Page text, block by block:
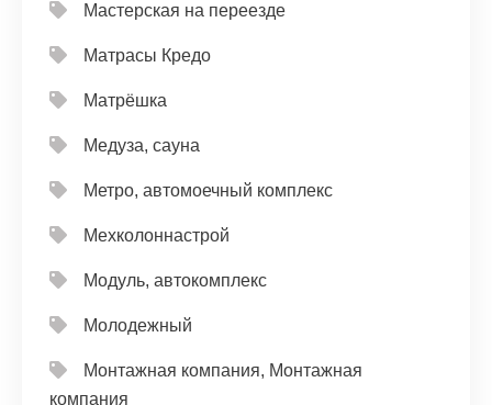
Мастерская на переезде
Матрасы Кредо
Матрёшка
Медуза, сауна
Метро, автомоечный комплекс
Мехколоннастрой
Модуль, автокомплекс
Молодежный
Монтажная компания, Монтажная
компания